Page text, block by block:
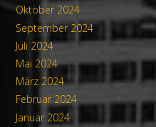
Oktober 2024
September 2024
Juli 2024
Mai 2024
März 2024
Februar 2024
Januar 2024